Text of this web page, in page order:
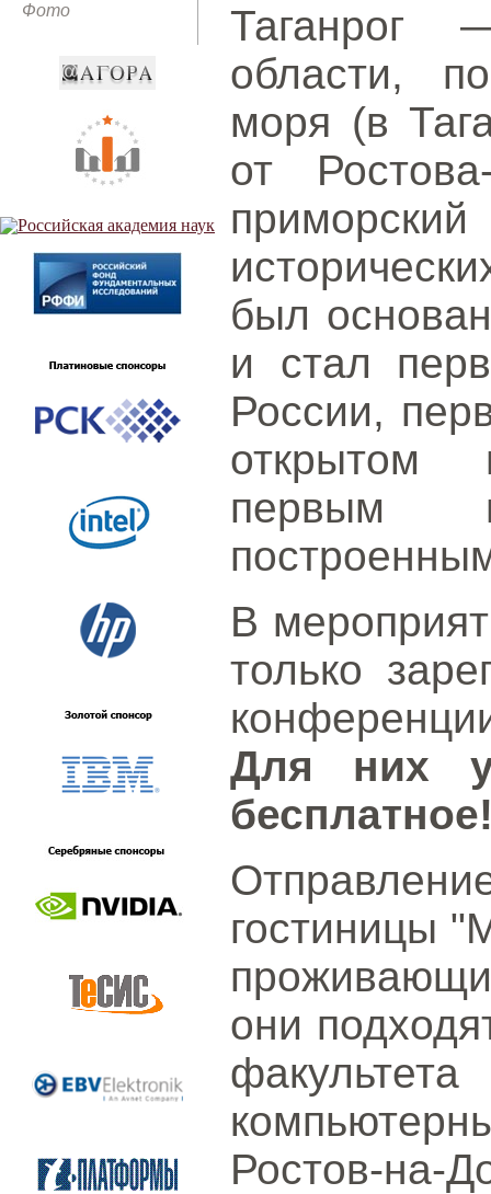
Фото
Таганрог
области,
моря (в
от
был
и стал
России,
открытом
первым
В
только
Для них
гостиницы
они
Ростов-на-